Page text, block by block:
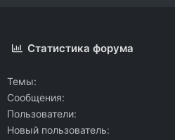
Статистика форума
Темы
Сообщения
Пользователи
Новый пользователь